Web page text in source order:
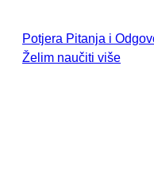
Potjera Pitanja i
Želim naučiti više